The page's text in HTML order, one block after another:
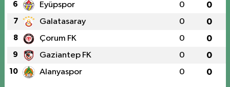
6 Eyüpspor 0 0
7 Galatasaray 0 0
8 Çorum FK 0 0
9 Gaziantep FK 0 0
10 Alanyaspor 0 0